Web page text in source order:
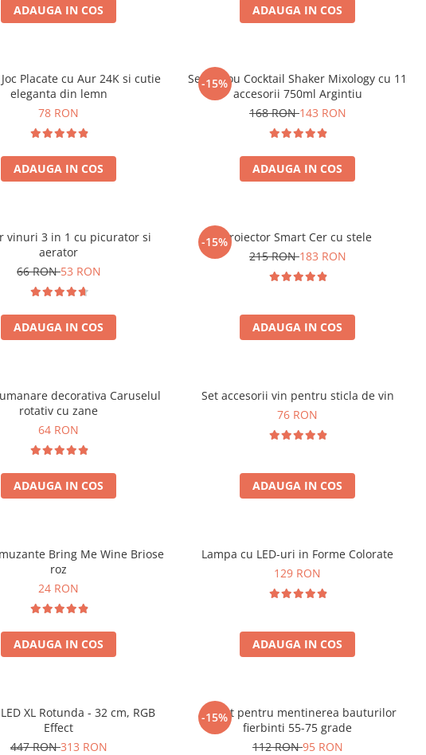
ADAUGA IN COS ADAUGA IN COS
Placate cu Aur 24K si cutie
eleganta din lemn
78 RON
ADAUGA IN COS
-15%
Set cadou Cocktail Shaker Mixology cu 11
accesorii 750ml Argintiu
168 RON143 RON
ADAUGA IN COS
vinuri 3 in 1 cu picurator si
aerator
66 RON53 RON
ADAUGA IN COS
-15%Proiector Smart Cer cu stele
215 RON183 RON
ADAUGA IN COS
decorativa Caruselul
rotativ cu zane
64 RON
ADAUGA IN COS
Set accesorii vin pentru sticla de vin
76 RON
ADAUGA IN COS
Bring Me Wine Briose
roz
24 RON
ADAUGA IN COS
Lampa cu LED-uri in Forme Colorate
129 RON
ADAUGA IN COS
XL Rotunda - 32 cm, RGB
Effect
447 RON313 RON
-15%
Aparat pentru mentinerea bauturilor
fierbinti 55-75 grade
112 RON95 RON